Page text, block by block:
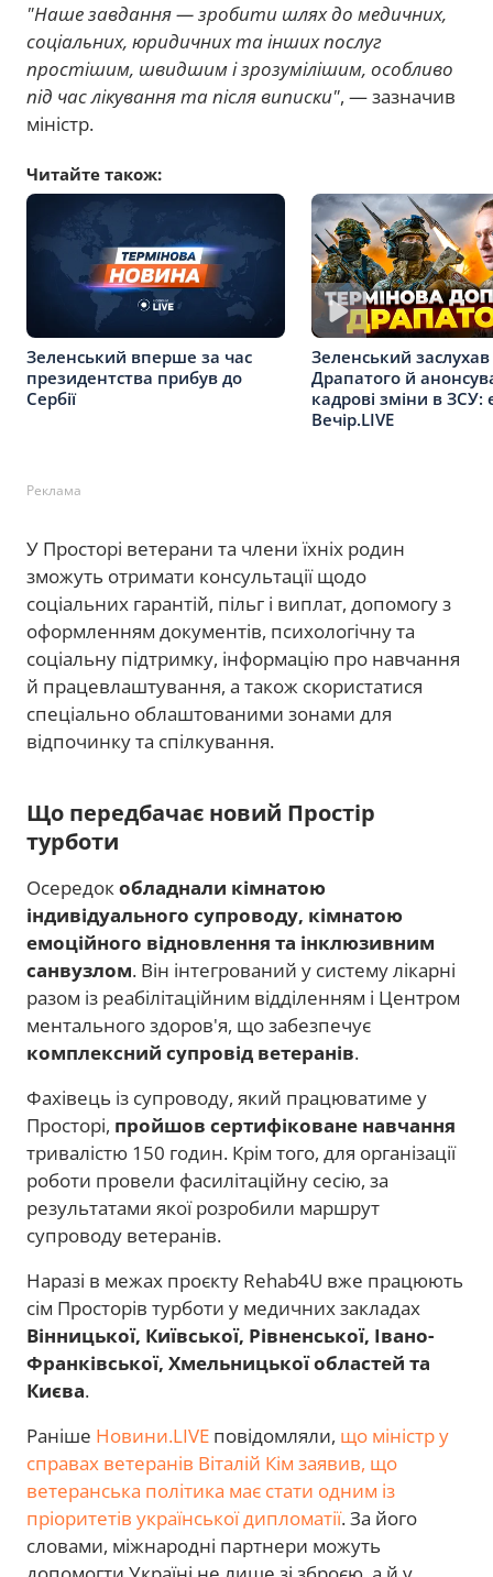
"Наше завдання — зробити шлях до медичних,
соціальних, юридичних та інших послуг
простішим, швидшим і зрозумілішим, особливо
під час лікування та після виписки", — зазначив
міністр.
Читайте також:
Зеленський вперше за час
президентства прибув до
Сербії
Зеленський
Драпатого й
кадрові зміни в ЗСУ:
Вечір.LIVE
Реклама
У Просторі ветерани та члени їхніх родин
зможуть отримати консультації щодо
соціальних гарантій, пільг і виплат, допомогу з
оформленням документів, психологічну та
соціальну підтримку, інформацію про навчання
й працевлаштування, а також скористатися
спеціально облаштованими зонами для
відпочинку та спілкування.
Що передбачає новий Простір
турботи
Осередокобладнали кімнатою
індивідуального супроводу, кімнатою
емоційного відновлення та інклюзивним
санвузлом. Він інтегрований у систему лікарні
разом із реабілітаційним відділенням і Центром
ментального здоров'я, що забезпечує
комплексний супровід ветеранів.
Фахівець із супроводу, який працюватиме у
Просторі, пройшов сертифіковане навчання
тривалістю 150 годин. Крім того, для організації
роботи провели фасилітаційну сесію, за
результатами якої розробили маршрут
супроводу ветеранів.
Наразі в межах проєкту Rehab4U вже працюють
сім Просторів турботи у медичних закладах
Вінницької, Київської, Рівненської, Івано-
Франківської, Хмельницької областей та
Києва.
Раніше Новини.LIVE повідомляли, що міністр у
справах ветеранів Віталій Кім заявив, що
ветеранська політика має стати одним із
пріоритетів української дипломатії. За його
словами, міжнародні партнери можуть